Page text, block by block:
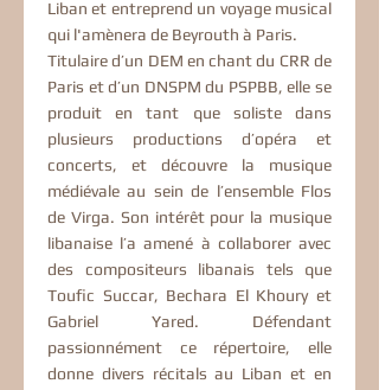
Liban et entreprend un voyage musical
qui l'amènera de Beyrouth à Paris.
Titulaire d’un DEM en chant du CRR de
Paris et d’un DNSPM du PSPBB, elle se
produit en tant que soliste dans
plusieurs productions d’opéra et
concerts, et découvre la musique
médiévale au sein de l’ensemble Flos
de Virga. Son intérêt pour la musique
libanaise l’a amené à collaborer avec
des compositeurs libanais tels que
Toufic Succar, Bechara El Khoury et
Gabriel Yared. Défendant
passionnément ce répertoire, elle
donne divers récitals au Liban et en